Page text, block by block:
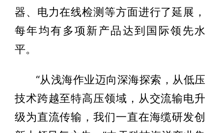
器、电力在线检测等方面进行了延展，
每年均有多项新产品达到国际领先水
平。
“从浅海作业迈向深海探索，从低压
技术跨越至特高压领域，从交流输电升
级为直流传输，我们一直在海缆研发创